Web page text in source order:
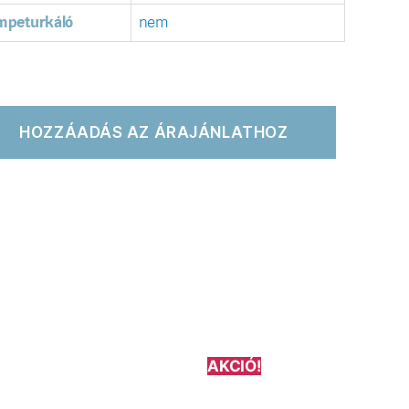
nem
HOZZÁADÁS AZ ÁRAJÁNLATHOZ
AKCIÓ!